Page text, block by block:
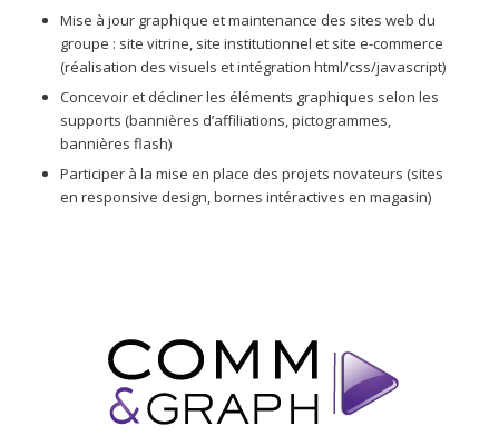
Mise à jour graphique et maintenance des sites web du
groupe : site vitrine, site institutionnel et site e-commerce
(réalisation des visuels et intégration html/css/javascript)
Concevoir et décliner les éléments graphiques selon les
supports (bannières d’affiliations, pictogrammes,
bannières flash)
Participer à la mise en place des projets novateurs (sites
en responsive design, bornes intéractives en magasin)